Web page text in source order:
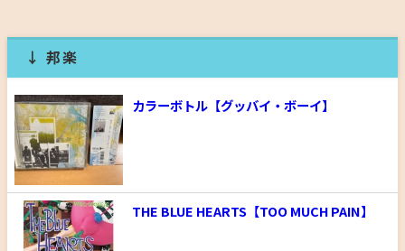
↓ 邦楽
カラーボトル【グッバイ・ボーイ】
THE BLUE HEARTS【TOO MUCH PAIN】